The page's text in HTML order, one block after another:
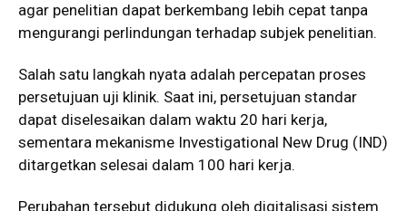
agar penelitian dapat berkembang lebih cepat tanpa
mengurangi perlindungan terhadap subjek penelitian.
Salah satu langkah nyata adalah percepatan proses
persetujuan uji klinik. Saat ini, persetujuan standar
dapat diselesaikan dalam waktu 20 hari kerja,
sementara mekanisme Investigational New Drug (IND)
ditargetkan selesai dalam 100 hari kerja.
Perubahan tersebut didukung oleh digitalisasi sistem